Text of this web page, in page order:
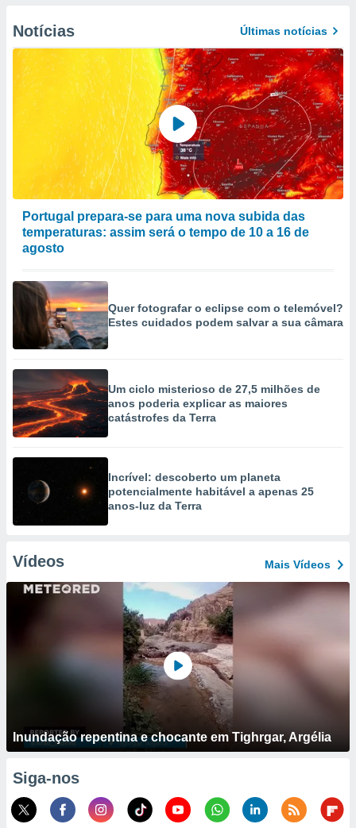
Notícias Últimas notícias
Portugal prepara-se para uma nova subida das
temperaturas: assim será o tempo de 10 a 16 de
agosto
Quer fotografar o eclipse com o telemóvel?
Estes cuidados podem salvar a sua câmara
Um ciclo misterioso de 27,5 milhões de
anos poderia explicar as maiores
catástrofes da Terra
Incrível: descoberto um planeta
potencialmente habitável a apenas 25
anos-luz da Terra
Vídeos Mais Vídeos
Inundação repentina e chocante em Tighrgar, Argélia
Siga-nos